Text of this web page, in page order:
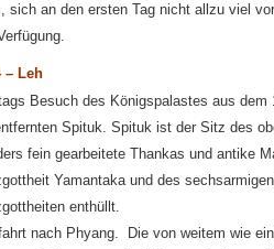
sich an den ersten Tag nicht allzu viel
– Leh
Besuch des Königspalastes aus
Spituk. Spituk ist der Sitz des
fein gearbeitete Thankas und antike
Yamantaka und des
enthüllt.
nach Phyang. Die von weitem wie